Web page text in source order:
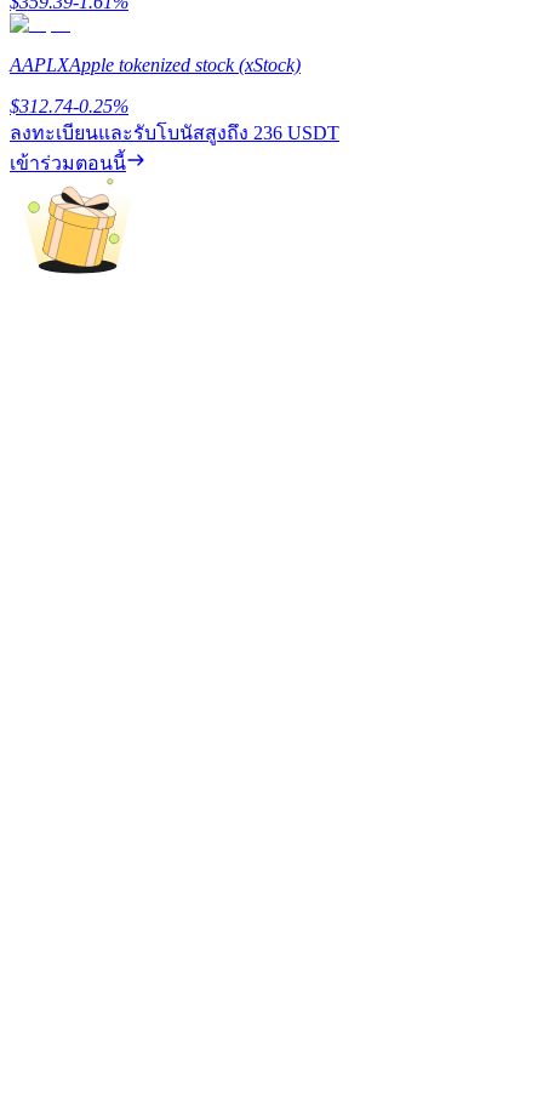
77,777+3k Rewards
AAPLXApple tokenized stock (xStock)
$312.74-0.25%
ลงทะเบียนและรับโบนัสสูงถึง 236 USDT
เข้าร่วมตอนนี้